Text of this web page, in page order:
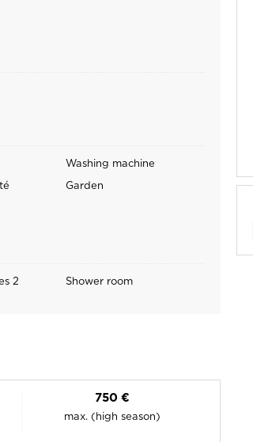
Washing machine
Garden
2 Shower room
750 €
max. (high season)